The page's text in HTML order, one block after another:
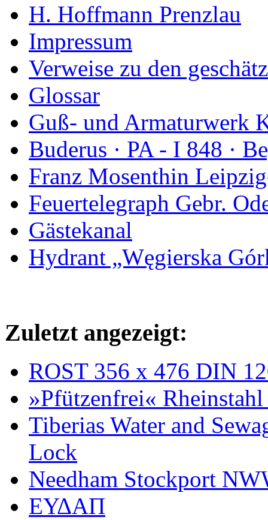
H. Hoffmann Prenzlau
Impressum
Verweise zu den
Glossar
Guß- und Armaturwerk
Buderus · PA - I 848 ·
Franz Mosenthin
Feuertelegraph Gebr.
Gästekanal
Hydrant „Węgierska
Zuletzt angezeigt:
ROST 356 x 476 DIN
»Pfützenfrei«
Tiberias Water and
Lock
Needham Stockport
ΕΥΔΑΠ